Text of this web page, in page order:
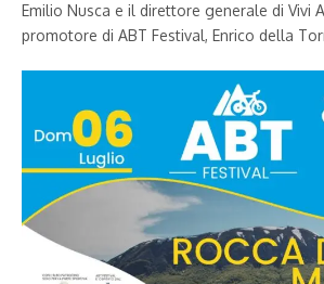
Emilio Nusca e il direttore generale di Vivi
promotore di ABT Festival, Enrico della